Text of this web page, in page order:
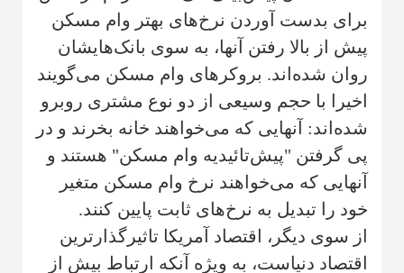
برای بدست آوردن نرخ‌های بهتر وام مسکن
پیش از بالا رفتن آنها، به سوی بانک‌هایشان
روان شده‌اند. بروکرهای وام مسکن می‌گویند
اخیرا با حجم وسیعی از دو نوع مشتری روبرو
شده‌اند: آنهایی که می‌خواهند خانه بخرند و در
پی گرفتن "پیش‌تائیدیه وام مسکن" هستند و
آنهایی که می‌خواهند نرخ وام مسکن متغیر
خود را تبدیل به نرخ‌های ثابت پایین کنند.
از سوی دیگر، اقتصاد آمریکا تاثیرگذارترین
اقتصاد دنیاست، به ویژه آنکه ارتباط بیش از